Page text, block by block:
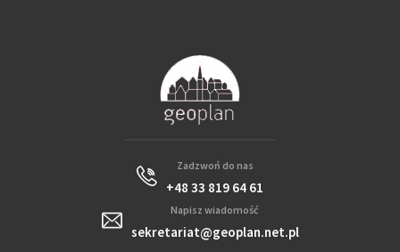
Zadzwoń do nas
+48 33 819 64 61
Napisz wiadomość
sekretariat@geoplan.net.pl